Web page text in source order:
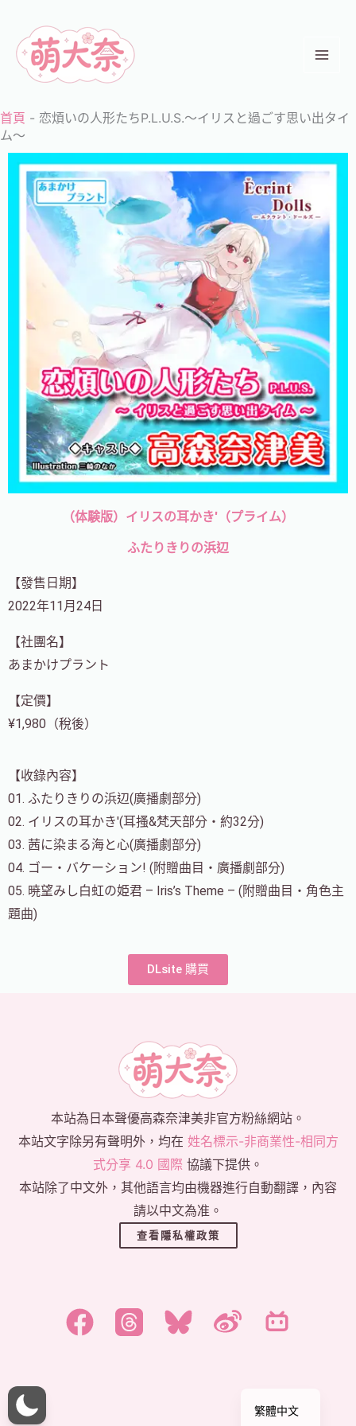
容
首頁 - 恋煩いの人形たちP.L.U.S.～イリスと過ごす思い出タイ
ム～
（体験版）イリスの耳かき'（プライム）
ふたりきりの浜辺
【發售日期】
2022年11月24日
【社團名】
あまかけプラント
【定價】
¥1,980（稅後）
【收錄內容】
01. ふたりきりの浜辺(廣播劇部分)
02. イリスの耳かき'(耳搔&梵天部分・約32分)
03. 茜に染まる海と心(廣播劇部分)
04. ゴー・バケーション! (附贈曲目・廣播劇部分)
05. 暁望みし白虹の姫君 – Iris’s Theme – (附贈曲目・角色主
題曲)
DLsite 購買
本站為日本聲優高森奈津美非官方粉絲網站。
本站文字除另有聲明外，均在 姓名標示-非商業性-相同方
式分享 4.0 國際 協議下提供。
本站除了中文外，其他語言均由機器進行自動翻譯，內容
請以中文為准。
查看隱私權政策
繁體中文
日本語